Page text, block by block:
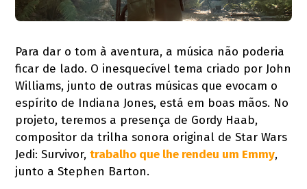
Para dar o tom à aventura, a música não poderia
ficar de lado. O inesquecível tema criado por John
Williams, junto de outras músicas que evocam o
espírito de Indiana Jones, está em boas mãos. No
projeto, teremos a presença de Gordy Haab,
compositor da trilha sonora original de Star Wars
Jedi: Survivor,trabalho que lhe rendeu um Emmy,
junto a Stephen Barton.